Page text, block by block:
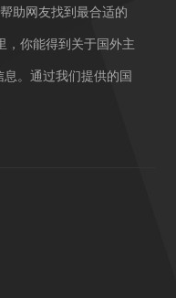
助网友找到最合适的
，你能得到关于国外主
。通过我们提供的国